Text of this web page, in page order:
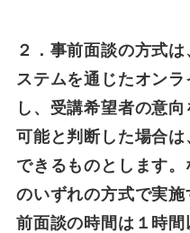
２．事前面談の方式
ステムを通じたオン
し、受講希望者の意
可能と判断した場合
できるものとします
のいずれの方式で実
前面談の時間は１時間